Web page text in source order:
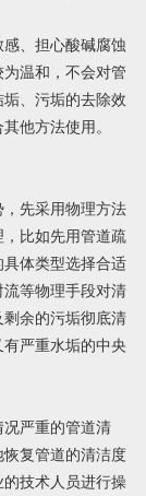
、担心酸碱腐蚀
温和，不会对管
、污垢的去除效
他方法使用。
先采用物理方法
比如先用管道疏
体类型选择合适
等物理手段对清
余的污垢彻底清
严重水垢的中央
严重的管道清
复管道的清洁度
技术人员进行操